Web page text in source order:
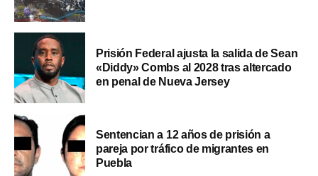
Prisión Federal ajusta la salida de Sean
«Diddy» Combs al 2028 tras altercado
en penal de Nueva Jersey
Sentencian a 12 años de prisión a
pareja por tráfico de migrantes en
Puebla